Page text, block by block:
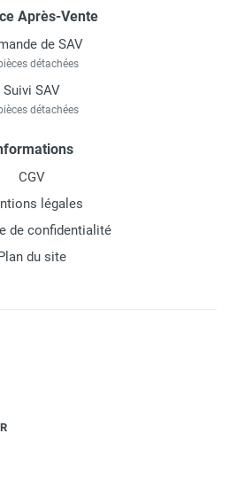
Après-Vente
de SAV
détachées
Suivi SAV
détachées
CGV
légales
de confidentialité
du site